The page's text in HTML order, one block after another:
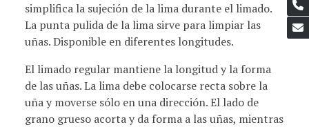
simplifica la sujeción de la lima durante el limado.
La punta pulida de la lima sirve para limpiar las
uñas. Disponible en diferentes longitudes.
El limado regular mantiene la longitud y la forma
de las uñas. La lima debe colocarse recta sobre la
uña y moverse sólo en una dirección. El lado de
grano grueso acorta y da forma a las uñas, mientras